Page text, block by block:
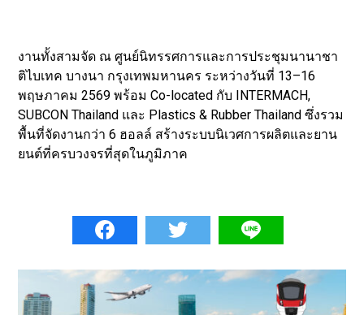
งานทั้งสามจัด ณ ศูนย์นิทรรศการและการประชุมนานาชา
ติไบเทค บางนา กรุงเทพมหานคร ระหว่างวันที่ 13–16
พฤษภาคม 2569 พร้อม Co-located กับ INTERMACH,
SUBCON Thailand และ Plastics & Rubber Thailand ซึ่งรวม
พื้นที่จัดงานกว่า 6 ฮอลล์ สร้างระบบนิเวศการผลิตและยาน
ยนต์ที่ครบวงจรที่สุดในภูมิภาค